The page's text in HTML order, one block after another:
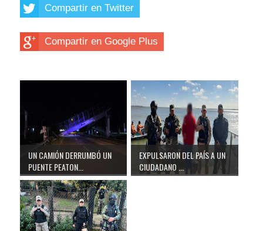
Compartir en Twitter
Compartir en Google Plus
UN CAMIÓN DERRUMBÓ UN
PUENTE PEATON...
EXPULSARON DEL PAÍS A UN
CIUDADANO ...